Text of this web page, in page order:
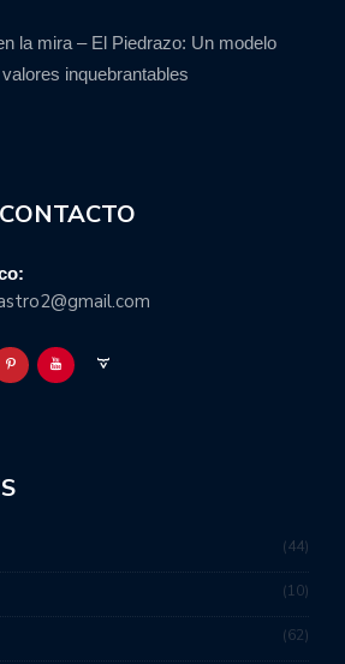
la mira – El Piedrazo: Un modelo
inquebrantables
44
10
62